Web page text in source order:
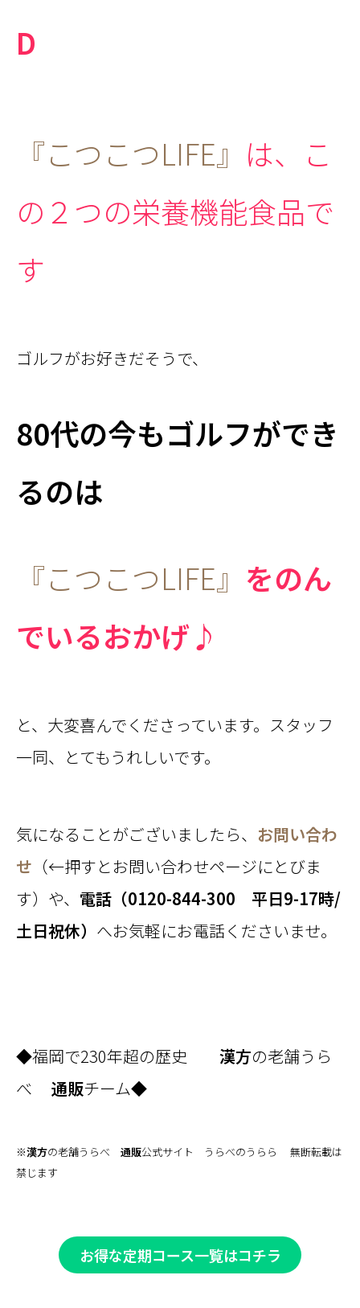
D
『こつこつLIFE』 は、こ
の２つの栄養機能食品で
す
ゴルフがお好きだそうで、
80代の今もゴルフができ
るのは
『こつこつLIFE』 をのん
でいるおかげ♪
と、大変喜んでくださっています。スタッフ
一同、とてもうれしいです。
気になることがございましたら、 お問い合わ
せ （←押すとお問い合わせページにとびま
す）や、 電話（0120-844-300 平日9-17時/
土日祝休） へお気軽にお電話くださいませ。
◆福岡で230年超の歴史 漢方の老舗うら
べ 通販チーム◆
※漢方の老舗うらべ 通販公式サイト うらべのうらら 無断転載は
禁じます
お得な定期コース一覧はコチラ